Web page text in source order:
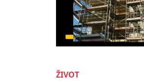
ŽIVOT